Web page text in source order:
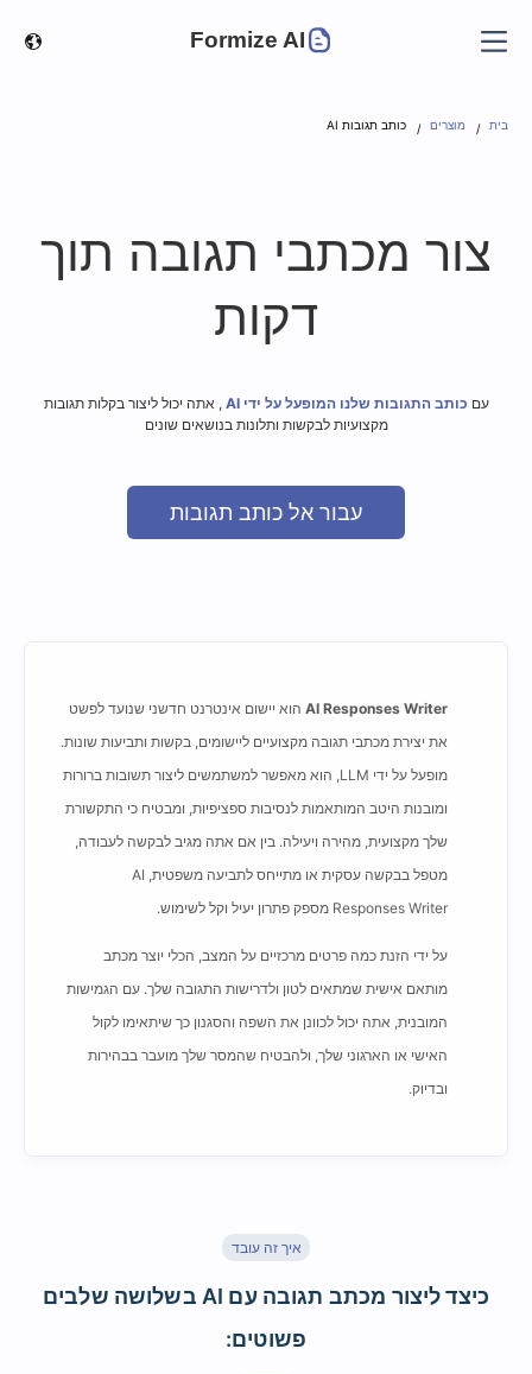
Formize AI
בית מוצרים כותב תגובות AI
צור מכתבי תגובה תוך
דקות
עם כותב התגובות שלנו המופעל על ידי AI
, אתה יכול ליצור בקלות תגובות
מקצועיות לבקשות ותלונות בנושאים שונים
עבור אל כותב תגובות
AI Responses Writer הוא יישום אינטרנט חדשני שנועד לפשט
את יצירת מכתבי תגובה מקצועיים ליישומים, בקשות ותביעות שונות.
מופעל על ידי LLM, הוא מאפשר למשתמשים ליצור תשובות ברורות
ומובנות היטב המותאמות לנסיבות ספציפיות, ומבטיח כי התקשורת
שלך מקצועית, מהירה ויעילה. בין אם אתה מגיב לבקשה לעבודה,
מטפל בבקשה עסקית או מתייחס לתביעה משפטית, AI
Responses Writer מספק פתרון יעיל וקל לשימוש.
על ידי הזנת כמה פרטים מרכזיים על המצב, הכלי יוצר מכתב
מותאם אישית שמתאים לטון ולדרישות התגובה שלך. עם הגמישות
המובנית, אתה יכול לכוונן את השפה והסגנון כך שיתאימו לקול
האישי או הארגוני שלך, ולהבטיח שהמסר שלך מועבר בבהירות
ובדיוק.
איך זה עובד
כיצד ליצור מכתב תגובה עם AI בשלושה שלבים
פשוטים: